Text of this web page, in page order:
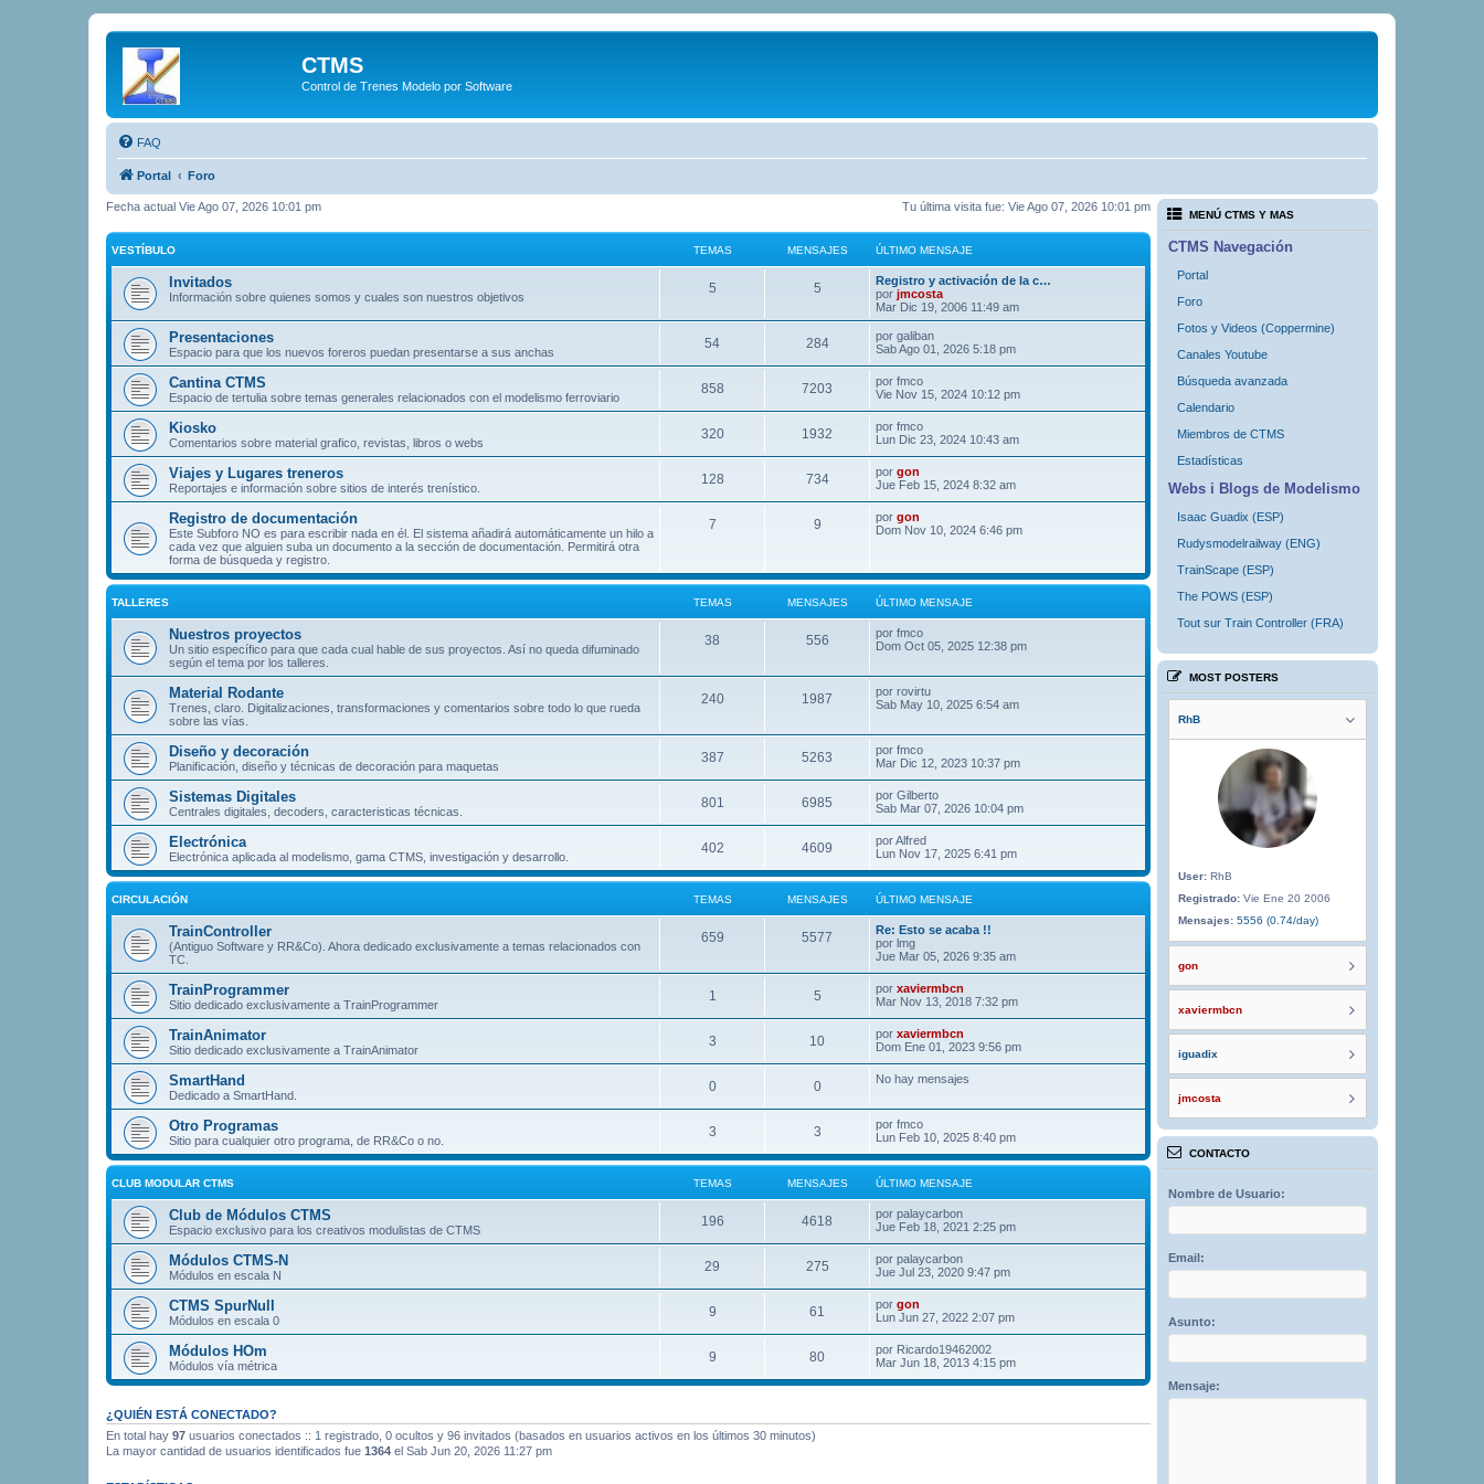
CTMS
Control de Trenes Modelo por Software
FAQ
Portal Foro
Tu última visita fue: Vie Ago 07, 2026 10:01 pm
Fecha actual Vie Ago 07, 2026 10:01 pm
VESTÍBULO TEMAS MENSAJES ÚLTIMO MENSAJE
Invitados
Información sobre quienes somos y cuales son nuestros objetivos
5 5
Registro y activación de la c…
por jmcosta
Mar Dic 19, 2006 11:49 am
Presentaciones
Espacio para que los nuevos foreros puedan presentarse a sus anchas
54 284 por galiban
Sab Ago 01, 2026 5:18 pm
Cantina CTMS
Espacio de tertulia sobre temas generales relacionados con el modelismo ferroviario
858 7203 por fmco
Vie Nov 15, 2024 10:12 pm
Kiosko
Comentarios sobre material grafico, revistas, libros o webs
320 1932 por fmco
Lun Dic 23, 2024 10:43 am
Viajes y Lugares treneros
Reportajes e información sobre sitios de interés trenístico.
128 734 por gon
Jue Feb 15, 2024 8:32 am
Registro de documentación
Este Subforo NO es para escribir nada en él. El sistema añadirá automáticamente un hilo a
cada vez que alguien suba un documento a la sección de documentación. Permitirá otra
forma de búsqueda y registro.
7 9 por gon
Dom Nov 10, 2024 6:46 pm
TALLERES TEMAS MENSAJES ÚLTIMO MENSAJE
Nuestros proyectos
Un sitio específico para que cada cual hable de sus proyectos. Así no queda difuminado
según el tema por los talleres.
38 556 por fmco
Dom Oct 05, 2025 12:38 pm
Material Rodante
Trenes, claro. Digitalizaciones, transformaciones y comentarios sobre todo lo que rueda
sobre las vías.
240 1987 por rovirtu
Sab May 10, 2025 6:54 am
Diseño y decoración
Planificación, diseño y técnicas de decoración para maquetas
387 5263 por fmco
Mar Dic 12, 2023 10:37 pm
Sistemas Digitales
Centrales digitales, decoders, caracteristicas técnicas.
801 6985 por Gilberto
Sab Mar 07, 2026 10:04 pm
Electrónica
Electrónica aplicada al modelismo, gama CTMS, investigación y desarrollo.
402 4609 porAlfred
Lun Nov 17, 2025 6:41 pm
CIRCULACIÓN TEMAS MENSAJES ÚLTIMO MENSAJE
TrainController
(Antiguo Software y RR&Co). Ahora dedicado exclusivamente a temas relacionados con
TC.
659 5577
Re: Esto se acaba !!
por lmg
Jue Mar 05, 2026 9:35 am
TrainProgrammer
Sitio dedicado exclusivamente a TrainProgrammer
1 5 por xaviermbcn
Mar Nov 13, 2018 7:32 pm
TrainAnimator
Sitio dedicado exclusivamente a TrainAnimator
3 10 por xaviermbcn
Dom Ene 01, 2023 9:56 pm
SmartHand
Dedicado a SmartHand.
0 0 No hay mensajes
Otro Programas
Sitio para cualquier otro programa, de RR&Co o no.
3 3 por fmco
Lun Feb 10, 2025 8:40 pm
CLUB MODULAR CTMS TEMAS MENSAJES ÚLTIMO MENSAJE
Club de Módulos CTMS
Espacio exclusivo para los creativos modulistas de CTMS
196 4618 por palaycarbon
Jue Feb 18, 2021 2:25 pm
Módulos CTMS-N
Módulos en escala N
29 275 por palaycarbon
Jue Jul 23, 2020 9:47 pm
CTMS SpurNull
Módulos en escala 0
9 61 por gon
Lun Jun 27, 2022 2:07 pm
Módulos HOm
Módulos vía métrica
9 80 por Ricardo19462002
Mar Jun 18, 2013 4:15 pm
¿QUIÉN ESTÁ CONECTADO?
En total hay 97 usuarios conectados :: 1 registrado, 0 ocultos y 96 invitados (basados en usuarios activos en los últimos 30 minutos)
La mayor cantidad de usuarios identificados fue 1364 el Sab Jun 20, 2026 11:27 pm
MENÚ CTMS Y MAS
CTMS Navegación
Portal
Foro
Fotos y Videos (Coppermine)
Canales Youtube
Búsqueda avanzada
Calendario
Miembros de CTMS
Estadísticas
Webs i Blogs de Modelismo
Isaac Guadix (ESP)
Rudysmodelrailway (ENG)
TrainScape (ESP)
The POWS (ESP)
Tout sur Train Controller (FRA)
MOST POSTERS
RhB
User: RhB
Registrado: Vie Ene 20 2006
Mensajes: 5556 (0.74/day)
gon
xaviermbcn
iguadix
jmcosta
CONTACTO
Nombre de Usuario:
Email:
Asunto:
Mensaje: